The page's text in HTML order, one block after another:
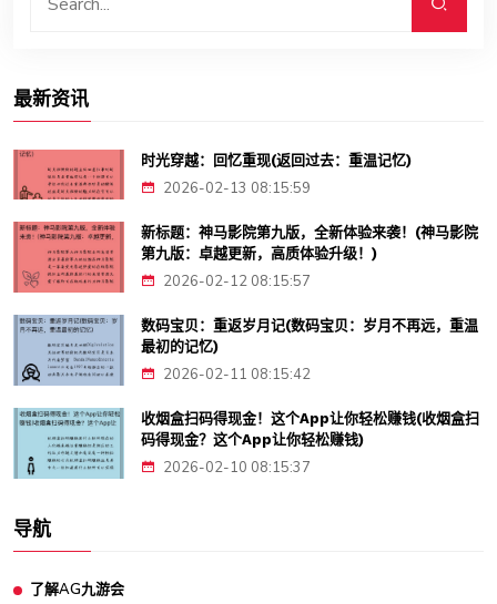
最新资讯
时光穿越：回忆重现(返回过去：重温记忆)
2026-02-13 08:15:59
新标题：神马影院第九版，全新体验来袭！(神马影院
第九版：卓越更新，高质体验升级！)
2026-02-12 08:15:57
数码宝贝：重返岁月记(数码宝贝：岁月不再远，重温
最初的记忆)
2026-02-11 08:15:42
收烟盒扫码得现金！这个App让你轻松赚钱(收烟盒扫
码得现金？这个App让你轻松赚钱)
2026-02-10 08:15:37
导航
了解AG九游会